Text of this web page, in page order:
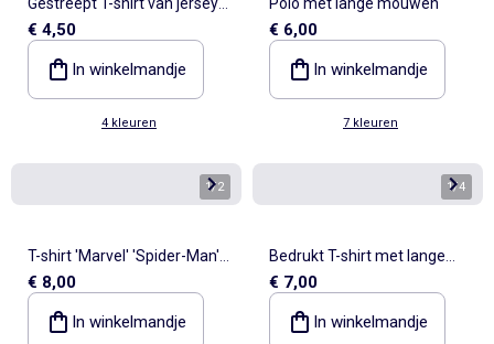
met lange mouwen
€ 4,50
In winkelmandje
4 kleuren
€ 6,00
In winkelmandje
7 kleuren
1/2
T-shirt 'Marvel' 'Spider-Man'
met lange mouwen
€ 8,00
In winkelmandje
1/4
Bedrukt T-shirt met lange
mouwen
€ 7,00
In winkelmandje